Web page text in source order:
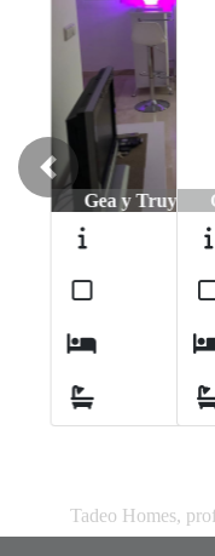
Gea y
Previous
Tadeo Homes,